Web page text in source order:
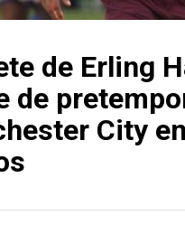
de Erling
de
City